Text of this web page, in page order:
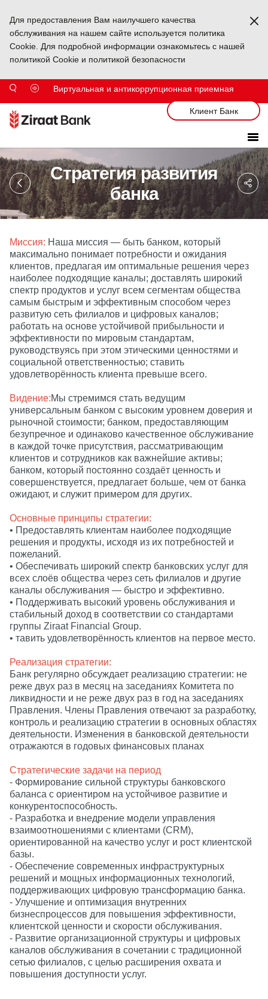
Для предоставления Вам наилучшего качества
обслуживания на нашем сайте используется политика
Cookie. Для подробной информации ознакомьтесь с нашей
политикой Cookie и политикой безопасности
Виртуальная и антикоррупционная приемная
Клиент Банк
Стратегия развития
банка
Миссия: Наша миссия — быть банком, который
максимально понимает потребности и ожидания
клиентов, предлагая им оптимальные решения через
наиболее подходящие каналы; доставлять широкий
спектр продуктов и услуг всем сегментам общества
самым быстрым и эффективным способом через
развитую сеть филиалов и цифровых каналов;
работать на основе устойчивой прибыльности и
эффективности по мировым стандартам,
руководствуясь при этом этическими ценностями и
социальной ответственностью; ставить
удовлетворённость клиента превыше всего.
Видение:Мы стремимся стать ведущим
универсальным банком с высоким уровнем доверия и
рыночной стоимости; банком, предоставляющим
безупречное и одинаково качественное обслуживание
в каждой точке присутствия, рассматривающим
клиентов и сотрудников как важнейшие активы;
банком, который постоянно создаёт ценность и
совершенствуется, предлагает больше, чем от банка
ожидают, и служит примером для других.
Основные принципы стратегии:
• Предоставлять клиентам наиболее подходящие
решения и продукты, исходя из их потребностей и
пожеланий.
• Обеспечивать широкий спектр банковских услуг для
всех слоёв общества через сеть филиалов и другие
каналы обслуживания — быстро и эффективно.
• Поддерживать высокий уровень обслуживания и
стабильный доход в соответствии со стандартами
группы Ziraat Financial Group.
• тавить удовлетворённость клиентов на первое место.
Реализация стратегии:
Банк регулярно обсуждает реализацию стратегии: не
реже двух раз в месяц на заседаниях Комитета по
ликвидности и не реже двух раз в год на заседаниях
Правления. Члены Правления отвечают за разработку,
контроль и реализацию стратегии в основных областях
деятельности. Изменения в банковской деятельности
отражаются в годовых финансовых планах
Стратегические задачи на период
- Формирование сильной структуры банковского
баланса с ориентиром на устойчивое развитие и
конкурентоспособность.
- Разработка и внедрение модели управления
взаимоотношениями с клиентами (CRM),
ориентированной на качество услуг и рост клиентской
базы.
- Обеспечение современных инфраструктурных
решений и мощных информационных технологий,
поддерживающих цифровую трансформацию банка.
- Улучшение и оптимизация внутренних
бизнеспроцессов для повышения эффективности,
клиентской ценности и скорости обслуживания.
- Развитие организационной структуры и цифровых
каналов обслуживания в сочетании с традиционной
сетью филиалов, с целью расширения охвата и
повышения доступности услуг.